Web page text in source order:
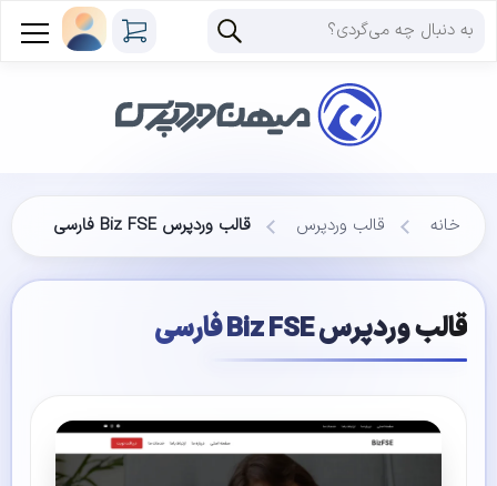
خانه قالب وردپرس قالب وردپرس Biz FSE فارسی
قالب وردپرس Biz FSE فارسی